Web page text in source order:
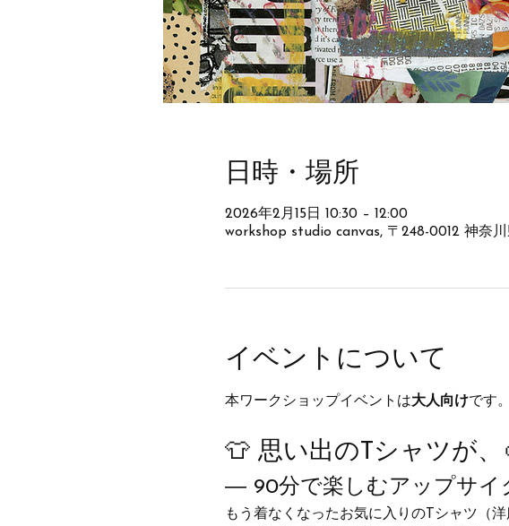
日時・場所
2026年2月15日 10:30 – 12:00
workshop studio canvas, 〒248-0012 神奈川
イベントについて
本ワークショップイベントは大人向けです。
👕 思い出のTシャツが、
― 90分で楽しむアップサ
もう着なくなったお気に入りのTシャツ（